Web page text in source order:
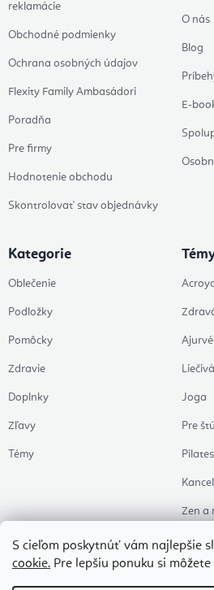
S cieľom poskytnúť vám najlepšie
cookie. Pre lepšiu ponuku si
reklamácie
Obchodné podmienky
Ochrana osobných údajov
Flexity Family Ambasádori
Poradňa
Pre firmy
Hodnotenie obchodu
Skontrolovať stav objednávky
O nás
Blog
E-
Kategorie
Oblečenie
Podložky
Pomôcky
Zdravie
Doplnky
Zľavy
Témy
Joga
Pre
Pilates
Zen a